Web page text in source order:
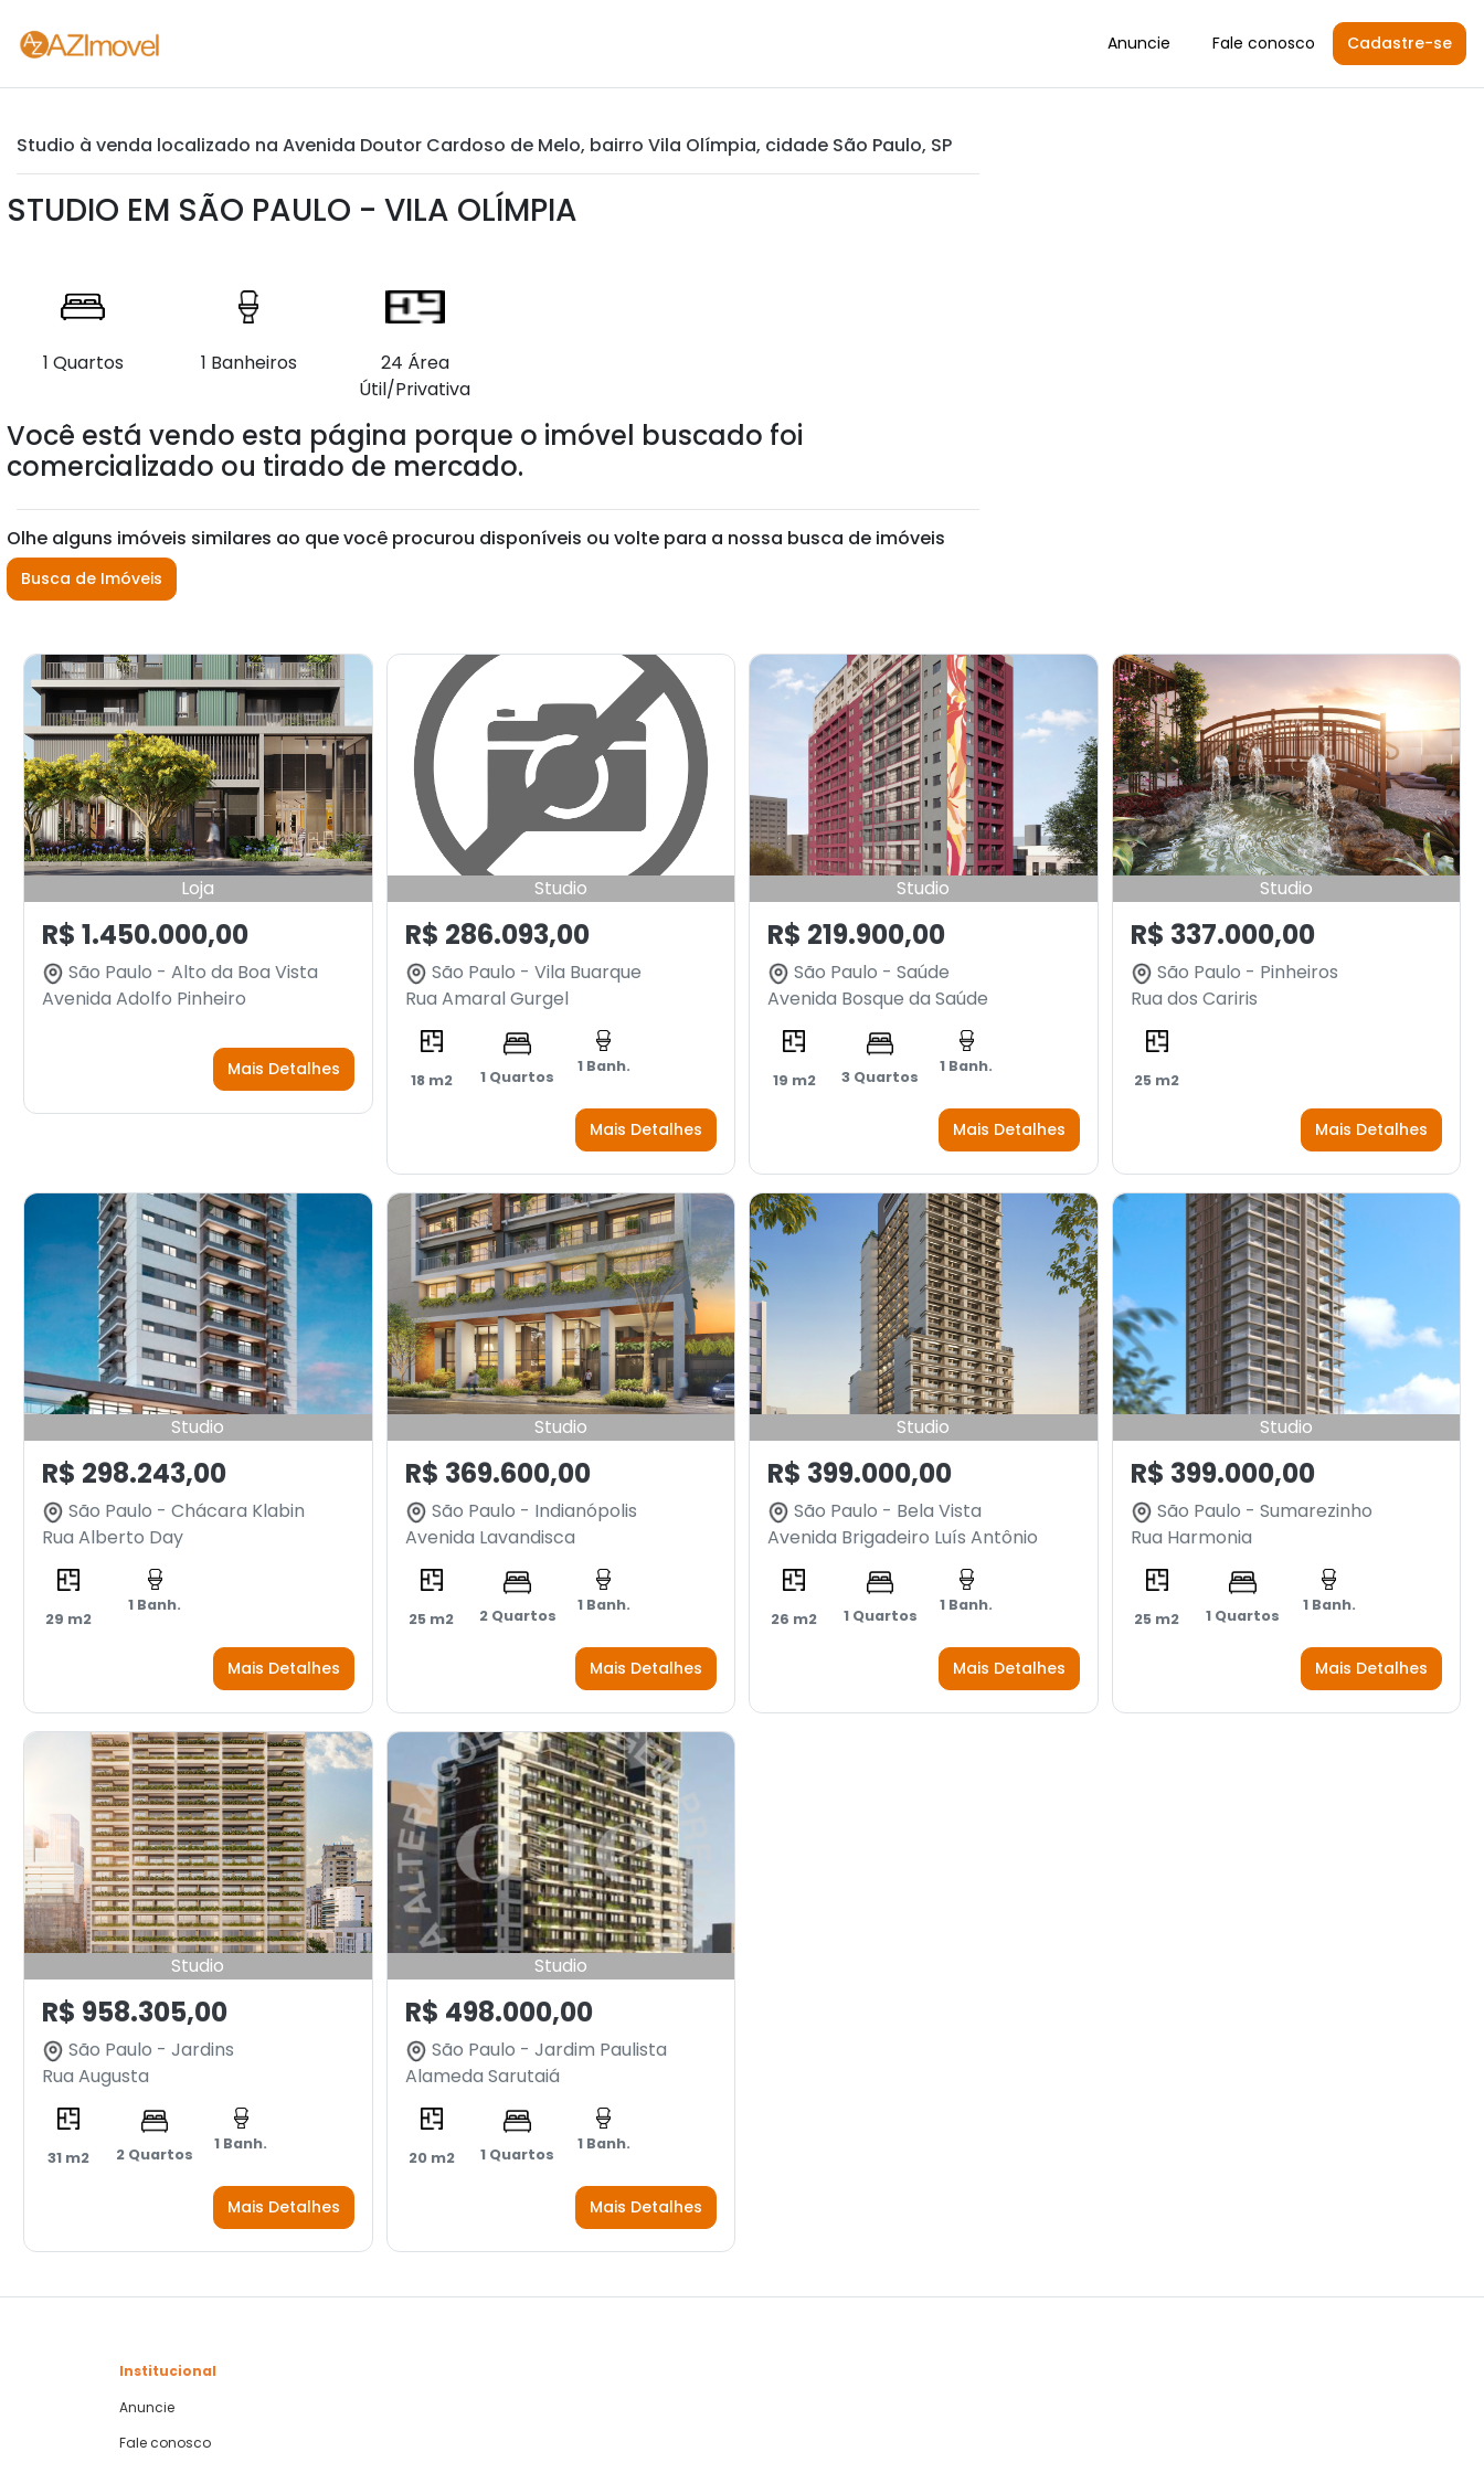
Anuncie Fale conosco Cadastre-se
Studio à venda localizado na Avenida Doutor Cardoso de Melo, bairro Vila Olímpia, cidade São Paulo, SP
STUDIO EM SÃO PAULO - VILA OLÍMPIA
1 Quartos 1 Banheiros
24 Área
Útil/Privativa
Você está vendo esta página porque o imóvel buscado foi
comercializado ou tirado de mercado.
Olhe alguns imóveis similares ao que você procurou disponíveis ou volte para a nossa busca de imóveis
Busca de Imóveis
Loja
R$ 1.450.000,00
São Paulo - Alto da Boa Vista
Avenida Adolfo Pinheiro
Mais Detalhes
Studio
R$ 286.093,00
São Paulo - Vila Buarque
Rua Amaral Gurgel
18 m2 1 Quartos
1 Banh.
Mais Detalhes
Studio
R$ 219.900,00
São Paulo - Saúde
Avenida Bosque da Saúde
19 m2 3 Quartos
1 Banh.
Mais Detalhes
Studio
R$ 337.000,00
São Paulo - Pinheiros
Rua dos Cariris
25 m2
Mais Detalhes
Studio
R$ 298.243,00
São Paulo - Chácara Klabin
Rua Alberto Day
29 m2
1 Banh.
Mais Detalhes
Studio
R$ 369.600,00
São Paulo - Indianópolis
Avenida Lavandisca
25 m2 2 Quartos
1 Banh.
Mais Detalhes
Studio
R$ 399.000,00
São Paulo - Bela Vista
Avenida Brigadeiro Luís Antônio
26 m2 1 Quartos
1 Banh.
Mais Detalhes
Studio
R$ 399.000,00
São Paulo - Sumarezinho
Rua Harmonia
25 m2 1 Quartos
1 Banh.
Mais Detalhes
Studio
R$ 958.305,00
São Paulo - Jardins
Rua Augusta
31 m2 2 Quartos
1 Banh.
Mais Detalhes
Studio
R$ 498.000,00
São Paulo - Jardim Paulista
Alameda Sarutaiá
20 m2 1 Quartos
1 Banh.
Mais Detalhes
Institucional
Anuncie
Fale conosco